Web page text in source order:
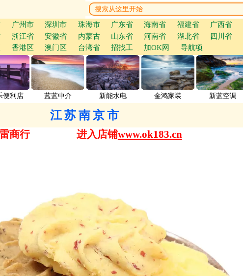
广州市 深圳市 珠海市 广东省 海南省 福建省 广西省
浙江省 安徽省 内蒙古 山东省 河南省 湖北省 四川省
香港区 澳门区 台湾省 招找工 加OK网 导航项
便利店 蓝蓝中介 新能水电 金鸿家装 新蓝空调
江苏南京市
商行 进入店铺www.ok183.cn